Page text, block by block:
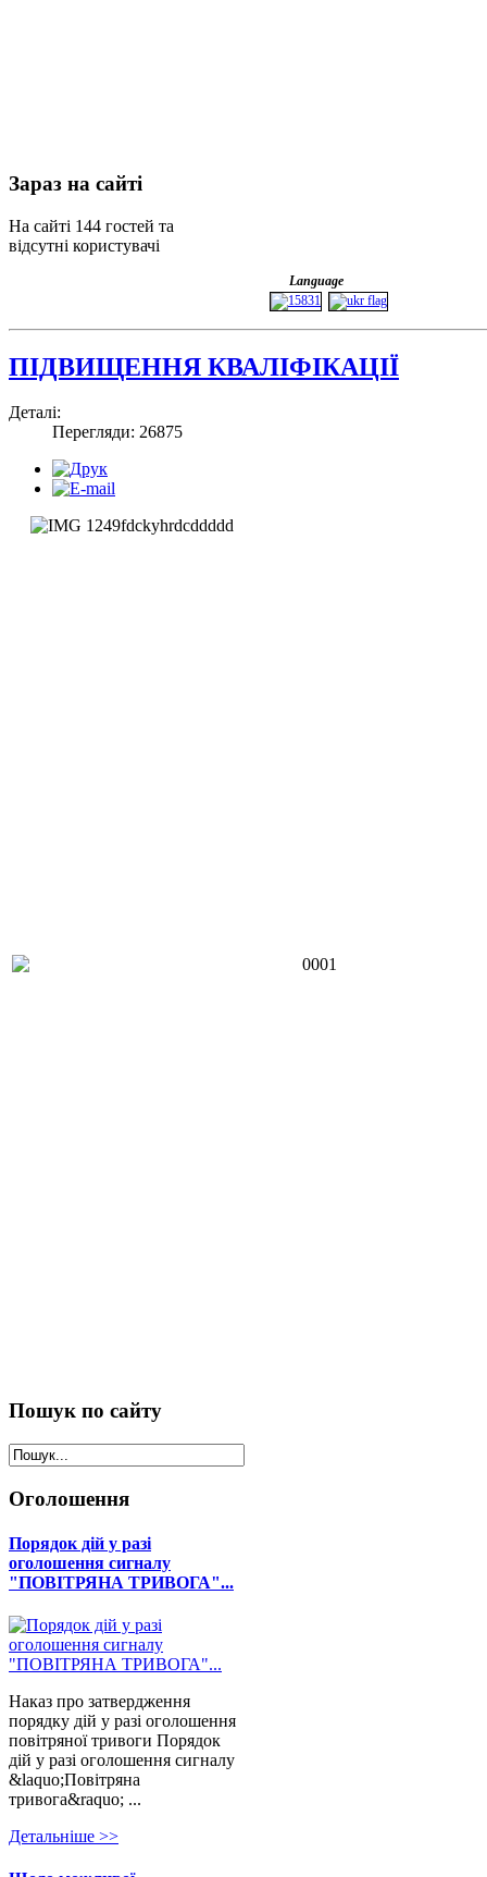
Зараз на сайті
На сайті 144 гостей та
відсутні користувачі
Language
ПІДВИЩЕННЯ КВАЛІФІКАЦІЇ
Деталі:
Перегляди: 26875
Пошук по сайту
Оголошення
Порядок дій у разі
оголошення сигналу
"ПОВІТРЯНА ТРИВОГА"...
Наказ про затвердження
порядку дій у разі оголошення
повітряної тривоги Порядок
дій у разі оголошення сигналу
&laquo;Повітряна
тривога&raquo; ...
Детальнiше >>